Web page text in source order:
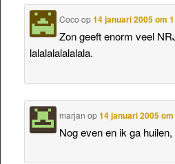
Coco op14 januari 2005 om
Zon geeft enorm veel
lalalalalalalala.
marjan op14 januari 2005
Nog even en ik ga